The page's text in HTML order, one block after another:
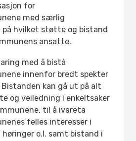
for
med særlig
på hvilket støtte og bistand
ansatte.
med å bistå
innenfor bredt spekter
Bistanden kan gå ut på alt
og veiledning i enkeltsaker
til å ivareta
felles interesser i
o.l. samt bistand i